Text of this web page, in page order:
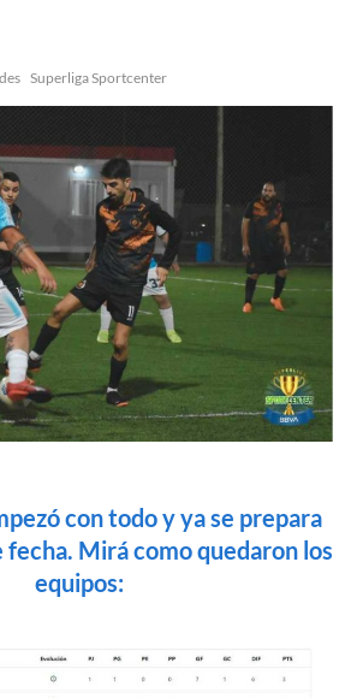
Superliga Sportcenter
con todo y ya se prepara
fecha. Mirá como quedaron los
equipos: